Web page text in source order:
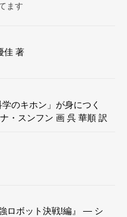
ます
佳 著
のキホン」が身につく
・スンフン 画 呉 華順 訳
ロボット決戦!編』 — シ